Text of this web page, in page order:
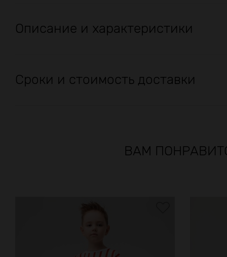
Описание и характеристики
Сроки и стоимость доставки
ВАМ